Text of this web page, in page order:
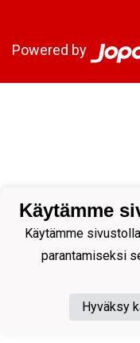
Powered by
Käytämme
Käytämme
parantamiseksi
Hyväksy